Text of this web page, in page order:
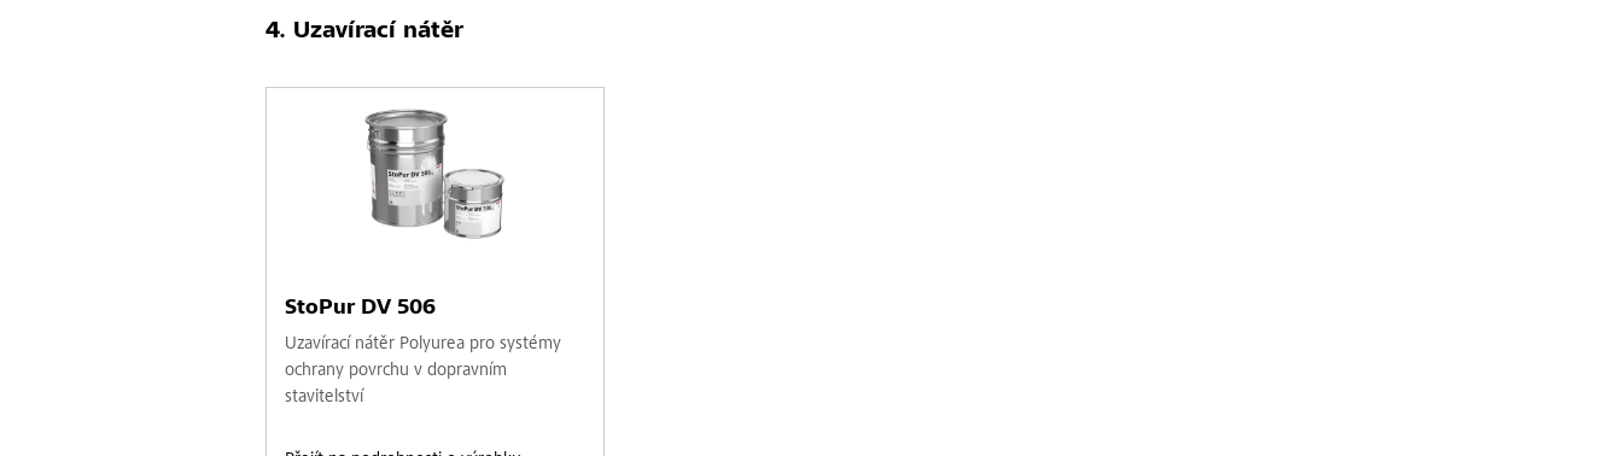
Uzavírací nátěr
StoPur DV 506
Uzavírací nátěr Polyurea pro systémy
ochrany povrchu v dopravním
stavitelství